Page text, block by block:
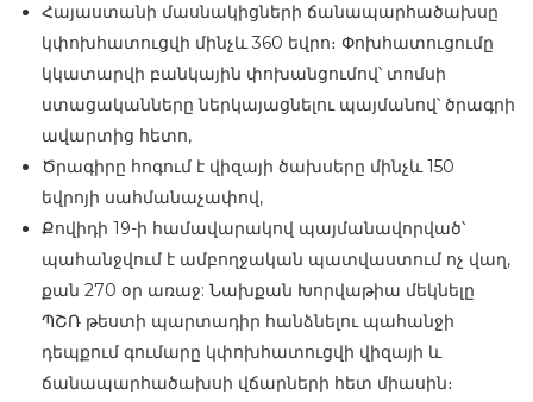
Հայաստանի մասնակիցների ճանապարհածախսը
կփոխհատուցվի մինչև 360 եվրո։ Փոխհատուցումը
կկատարվի բանկային փոխանցումով՝ տոմսի
ստացականները ներկայացնելու պայմանով՝ ծրագրի
ավարտից հետո,
Ծրագիրը հոգում է վիզայի ծախսերը մինչև 150
եվրոյի սահմանաչափով,
Քովիդի 19-ի համավարակով պայմանավորված՝
պահանջվում է ամբողջական պատվաստում ոչ վաղ,
քան 270 օր առաջ: Նախքան Խորվաթիա մեկնելը
ՊՇՌ թեստի պարտադիր հանձնելու պահանջի
դեպքում գումարը կփոխհատուցվի վիզայի և
ճանապարհածախսի վճարների հետ միասին։